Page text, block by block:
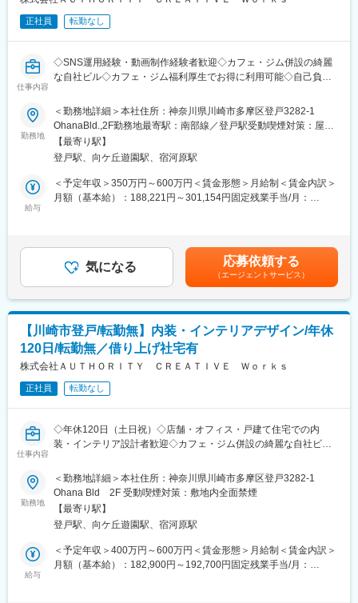
■入社後について
探されているお客さまに対して、物件のご提案や内見のご案内、
契約手続き、お引き渡しなどを行う業務です。2つ目は当社の社宅
す。実際に入居される社員さまに、当社が管理をしている物件を
中心にご提案し、スムーズな転居をアシストしていただきます。
■配属先情報
◎社員の約半分は女性
◎定着率90％以上
ルームアドバイザーとして経験を積み、マネ―ジャー、主任、係
長…というマネジメント職へのキャリアアップのほか、職種チェ
ンジも可能。物件管理を行なう「プロパティマネジメント」な
ど、多彩なキャリアの可能性あり。
（2）キャリアチャレンジ制度
１年に一回自己申告で他支店や職種への希望を募っており、結婚
やライフステージの変更に伴う職種や勤務地の相談などがしやす
い環境です。
※あくまで自己申告のため強制的な転勤等は基本的にはございませ
変更の範囲：会社の定める業務
正社員 転勤なし
仕事内容
◇SNS運用経験・動画制作経験者歓迎◇カフェ・ジム併設の綺麗
な自社ビル◇カフェ・ジム福利厚生でお得に利用可能◇自己負担5
自社のブランディングや業界のイメージアップに向けた取り組み
を手がけていただきます。
現在WEBマーケターが兼任しているポジションであり、最初は
OJTで仕事を覚えながら徐々に専門性を高めていただけます。
■業務内容
・自社HPの改善
・自社のブランディングに向けたPR活動
・SEO対策（検索エンジンでウェブサイトを上位表示させるため
の施策全般）
・HPなどを通して自社のPRを手がけるだけに、実際の反響を確
かめることができます。たとえば、HPに新しいコンテンツを掲載
したことでアクセス数が伸びたり、HPの施工実績をご覧になった
は、達成感もひとしおです。
・社内は、事業部、工事部、管理部、リニューアル部に分かれて
います。広報スタッフは、これらの部署と異なり、社長の直下と
部には3名、リニューアル部には1名が在籍しています。全体の年
齢層は30代～60代がメイン。物腰柔らかで穏やかなタイプの社員
が多く、仕事の合間にはみんなでよく雑談をしています。ときに
は仕事以外の話で盛り上がることも。あなたのご入社をみんなで
勤務地
＜勤務地詳細＞本社住所：神奈川県川崎市多摩区登戸3282-1
OhanaBld.,2F勤務地最寄駅：南部線／登戸駅受動喫煙対策：屋内
全面禁煙
【最寄り駅】
登戸駅、向ケ丘遊園駅、宿河原駅
給与
＜予定年収＞350万円～600万円＜賃金形態＞月給制＜賃金内訳＞
月額（基本給）：188,221円～301,154円固定残業手当/月：
たの経験や能力などを考慮して初任給額を決定いたします。■昇給
年1回（1月）■賞与年2回（8月・12月）■年収例：・350万円／入
社1年目・500万円／入社8年目・600万円／入社5年目※あくまで
モデル年収です。賃金はあくまでも目安の金額であり、選考を通
じて上下する可能性があります。月給(月額)は固定手当を含めた表
記です。
気になる 応募依頼する
（エージェントサービス）
【川崎市登戸/転勤無】内装・インテリアデザイン/年休
120日/転勤無／借り上げ社宅有
株式会社ＡＵＴＨＯＲＩＴＹ ＣＲＥＡＴＩＶＥ Ｗｏｒｋｓ
正社員 転勤なし
仕事内容
◇年休120日（土日祝）◇店舗・オフィス・戸建て住宅での内
装・インテリア設計者歓迎◇カフェ・ジム併設の綺麗な自社ビル
内装設計部門を強化のため、即戦力として活躍いただける方を募
■施工実績
美容室、オフィス執務室、ゴルフ店舗、フィットネス事務、焼き
肉チェーン店舗…様々な現場での設計実績がございます。
内装設計の専門家として機能性と美観を両立させながら、お客様
勤務地
＜勤務地詳細＞本社住所：神奈川県川崎市多摩区登戸3282-1
Ohana Bld 2F 受動喫煙対策：敷地内全面禁煙
【最寄り駅】
登戸駅、向ケ丘遊園駅、宿河原駅
給与
＜予定年収＞400万円～600万円＜賃金形態＞月給制＜賃金内訳＞
月額（基本給）：182,900円～192,700円固定残業手当/月：